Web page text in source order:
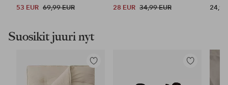
53 EUR 69,99 EUR
28 EUR 34,99 EUR
24,99
Suosikit juuri nyt
Lisää
Lisää